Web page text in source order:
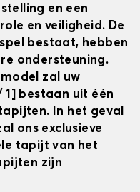
en een
en veiligheid. De
bestaat, hebben
ondersteuning.
zal uw
1] bestaan uit één
In het geval
ons exclusieve
tapijt van het
zijn